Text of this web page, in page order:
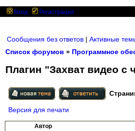
Вход Регистрация
Сообщения без ответов | Активные
Список форумов » Программное
Плагин "Захват видео с
Версия для печати
Автор